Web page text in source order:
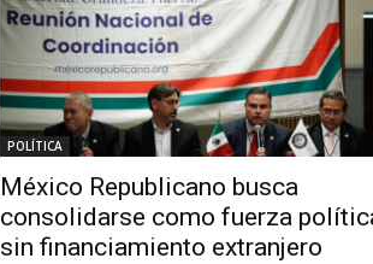
POLÍTICA
México Republicano busca
consolidarse como fuerza
sin financiamiento extranjero